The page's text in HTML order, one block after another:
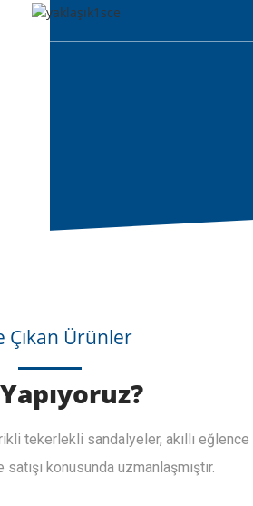
Çıkan Ürünler
tekerlekli sandalyeler, akıllı
konusunda uzmanlaşmıştır.